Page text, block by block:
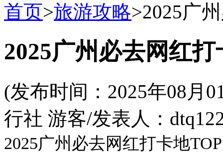
首页>旅游攻略>2025广
2025广州必去网红
(发布时间：2025年08月
行社 游客/发表人：
2025广州必去网红打卡地